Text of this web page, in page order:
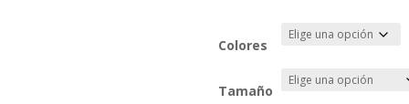
20,50€
Colores
Tamaño